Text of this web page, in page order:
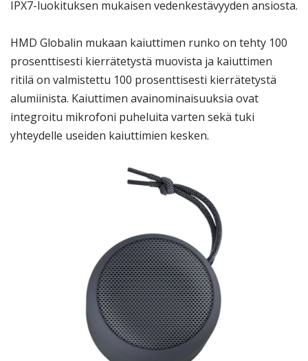
IPX7-luokituksen mukaisen vedenkestävyyden ansiosta.
HMD Globalin mukaan kaiuttimen runko on tehty 100
prosenttisesti kierrätetystä muovista ja kaiuttimen
ritilä on valmistettu 100 prosenttisesti kierrätetystä
alumiinista. Kaiuttimen avainominaisuuksia ovat
integroitu mikrofoni puheluita varten sekä tuki
yhteydelle useiden kaiuttimien kesken.